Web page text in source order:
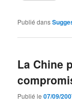
Publié dans
La Chine
Publié le07/09/